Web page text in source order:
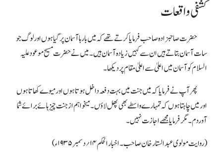
کشفی واقعات
حضرت صاحبزادہ صاحب فرمایاکرتے تھے کہ میں بارہا آسمان پر گیاہوں اور لوگ جو
سات آسمان بتاتے ہیں ان سے کہیں زیادہ آسمان ہیں۔ میں نے حضرت مسیح موعود علیہ
السلام کو آسمان میں اعلیٰ سے اعلیٰ مقام پردیکھا۔
پھر آپ نے فرمایا کہ میں جنت میں بہت دفعہ داخل ہوتاہوں اور میوے کھاتاہوں
اور میں چاہتا ہوں کہ تمہارے واسطے بھی پھل لاؤں۔ میخواہم از جنت چیز ہائے برائے شما
آوردم۔ مگر فرمایا مجھے اجازت نہیں ۔
(روایت مولوی عبدالستار خان صاحب ۔ اخبار الحکم ۱۴؍دسمبر ۱۹۳۵ء)